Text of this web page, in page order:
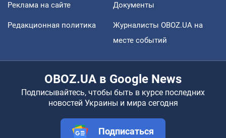
Реклама на сайте Документы
Редакционная политика
Журналисты OBOZ.UA на
месте событий
OBOZ.UA в Google News
Подписывайтесь, чтобы быть в курсе последних
новостей Украины и мира сегодня
Подписаться